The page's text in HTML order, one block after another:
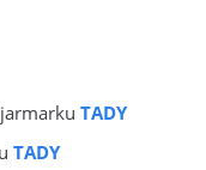
TADY
TADY